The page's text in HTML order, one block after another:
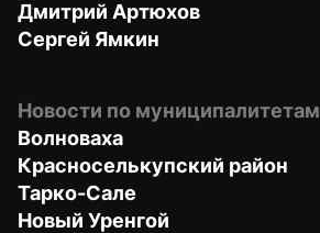
Дмитрий Артюхов
Сергей Ямкин
Новости по муниципалитетам
Волноваха
Красноселькупский район
Тарко-Сале
Новый Уренгой